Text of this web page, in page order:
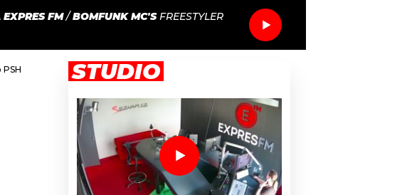
FM/BOMFUNK MC'S FREESTYLER
STUDIO